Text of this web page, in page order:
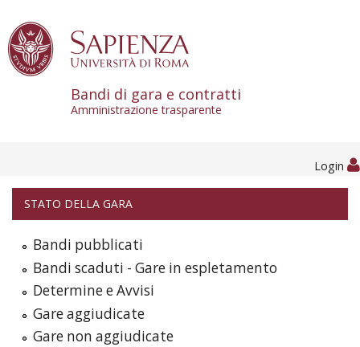
Bandi di gara e contratti
Amministrazione trasparente
Login
STATO DELLA GARA
Bandi pubblicati
Bandi scaduti - Gare in espletamento
Determine e Avvisi
Gare aggiudicate
Gare non aggiudicate